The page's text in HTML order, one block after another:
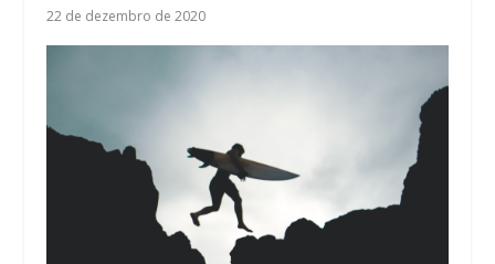
22 de dezembro de 2020